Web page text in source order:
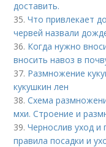
доставить.
35.Что привлекает
червей назвали
36. Когда нужно
вносить навоз в
37. Размножение
кукушкин лен
38.Схема
мхи. Строение и
39.Чернослив уход и
правила посадки и